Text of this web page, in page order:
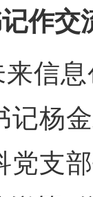
作交
信
记杨
党支